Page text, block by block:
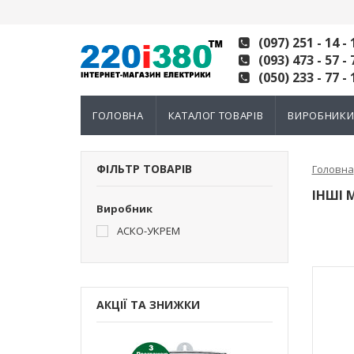
(097) 251 - 14 -
(093) 473 - 57 -
(050) 233 - 77 -
ГОЛОВНА КАТАЛОГ ТОВАРІВ ВИРОБНИКИ
ФІЛЬТР ТОВАРІВ
Виробник
АСКО-УКРЕМ
АКЦІЇ ТА ЗНИЖКИ
Головна
ІНШІ